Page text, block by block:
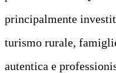
principalmente
turismo rurale,
autentica e